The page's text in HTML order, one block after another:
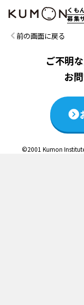
くも
募集
この説明
前の画面に戻る
ご不明
お
©2001 Kumon